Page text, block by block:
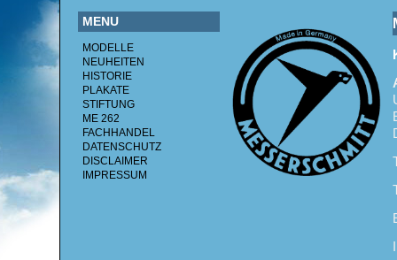
MENU
MODELLE
NEUHEITEN
HISTORIE
PLAKATE
STIFTUNG
ME 262
FACHHANDEL
DATENSCHUTZ
DISCLAIMER
IMPRESSUM